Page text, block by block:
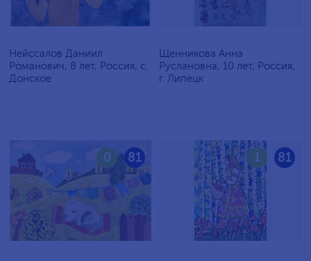
Нейссалов Даниил
Романович, 8 лет, Россия, с.
Донское
Щенникова Анна
Руслановна, 10 лет, Россия,
г. Липецк
81
0 81
1